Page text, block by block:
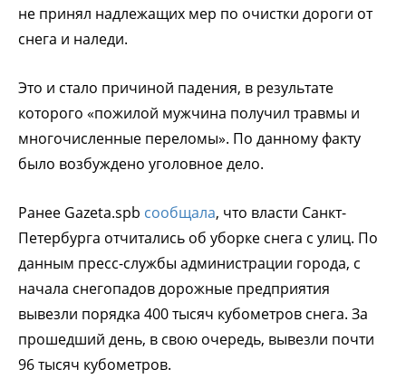
не принял надлежащих мер по очистки дороги от
снега и наледи.
Это и стало причиной падения, в результате
которого «пожилой мужчина получил травмы и
многочисленные переломы». По данному факту
было возбуждено уголовное дело.
Ранее Gazeta.spb сообщала, что власти Санкт-
Петербурга отчитались об уборке снега с улиц. По
данным пресс-службы администрации города, с
начала снегопадов дорожные предприятия
вывезли порядка 400 тысяч кубометров снега. За
прошедший день, в свою очередь, вывезли почти
96 тысяч кубометров.